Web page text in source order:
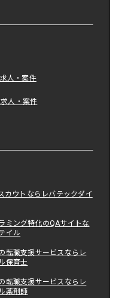
人・案件
人・案件
カウトならレバテックダイ
ミング特化のQAサイトな
イル
転職支援サービスならレ
保育士
転職支援サービスならレ
薬剤師